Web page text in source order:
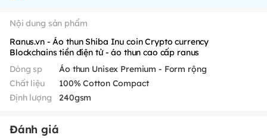
Nội dung sản phẩm
Ranus.vn - Áo thun Shiba Inu coin Crypto currency
Blockchains tiền điện tử - áo thun cao cấp ranus
Dòng sp
Áo thun Unisex Premium - Form rộng
Chất liệu
100% Cotton Compact
Định lượng
240gsm
Đánh giá